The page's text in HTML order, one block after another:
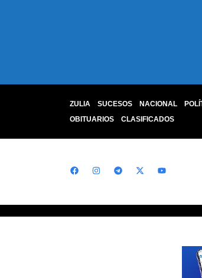
ZULIA SUCESOS NACIONAL
OBITUARIOS
CLASIFICADOS